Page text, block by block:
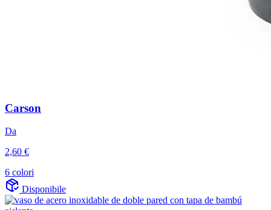
Carson
Da
2,60 €
6 colori
Disponibile